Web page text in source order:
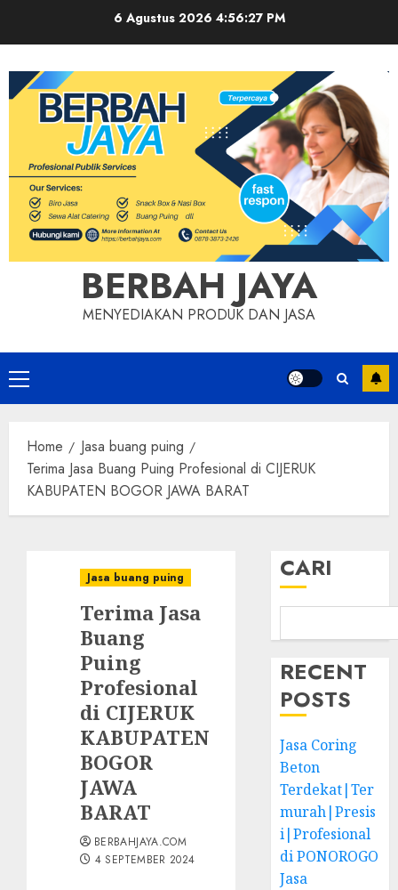
6 Agustus 2026 4:56:28 PM
BERBAH JAYA
MENYEDIAKAN PRODUK DAN JASA
Primary
Menu
Home
Jasa buang puing
Terima Jasa Buang Puing Profesional di CIJERUK
KABUPATEN BOGOR JAWA BARAT
Jasa buang puing
Terima Jasa
Buang
Puing
Profesional
di CIJERUK
KABUPATEN
BOGOR
JAWA
BARAT
BERBAHJAYA.COM
4 SEPTEMBER 2024
CARI
RECENT
POSTS
Jasa Coring
Beton
Terdekat|Ter
murah|Presis
i|Profesional
di PONOROGO
Jasa